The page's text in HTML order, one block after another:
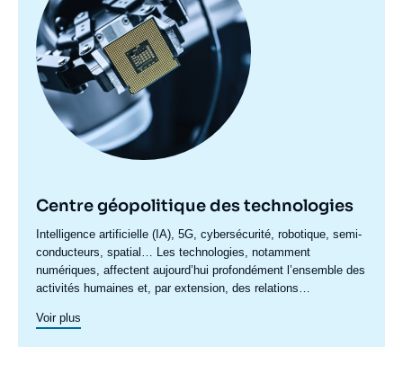
Centre géopolitique des technologies
Accroche
centre
Intelligence artificielle (IA), 5G, cybersécurité, robotique, semi-
conducteurs, spatial… Les technologies, notamment
numériques, affectent aujourd’hui profondément l’ensemble des
activités humaines et, par extension, des relations
économiques et sociaux qui en découlent se manifestent à des
Voir plus